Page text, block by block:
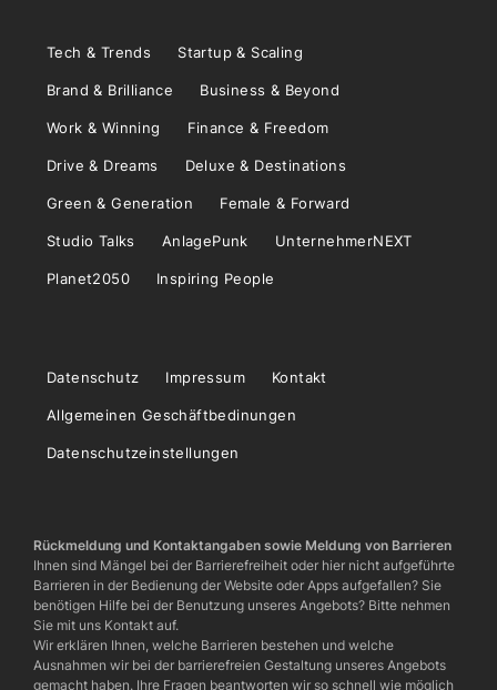
Tech & Trends Startup & Scaling
Brand & Brilliance Business & Beyond
Work & Winning Finance & Freedom
Drive & Dreams Deluxe & Destinations
Green & Generation Female & Forward
Studio Talks AnlagePunk UnternehmerNEXT
Planet2050 Inspiring People
Datenschutz Impressum Kontakt
Allgemeinen Geschäftbedinungen
Datenschutzeinstellungen
Rückmeldung und Kontaktangaben sowie Meldung von Barrieren
Ihnen sind Mängel bei der Barrierefreiheit oder hier nicht aufgeführte
Barrieren in der Bedienung der Website oder Apps aufgefallen? Sie
benötigen Hilfe bei der Benutzung unseres Angebots? Bitte nehmen
Sie mit uns Kontakt auf.
Wir erklären Ihnen, welche Barrieren bestehen und welche
Ausnahmen wir bei der barrierefreien Gestaltung unseres Angebots
gemacht haben. Ihre Fragen beantworten wir so schnell wie möglich